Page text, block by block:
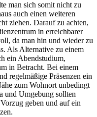
man sich somit nicht zu
auch einen weiteren
ziehen. Darauf zu achten,
in erreichbarer
da man hin und wieder zu
Als Alternative zu einem
ein Abendstudium,
in Betracht. Bei einem
regelmäßige Präsenzen ein
zum Wohnort unbedingt
und Umgebung sollten
geben und auf ein